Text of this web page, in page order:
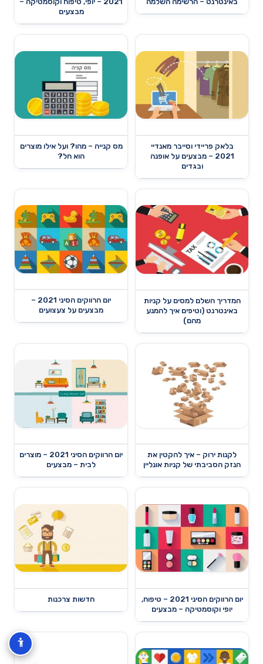
מבצעים
בלאק פריידי וסייבר מאנדיי
2021 – מבצעים על אופנה
ובגדים
מס קנייה – מהו? ועל אילו מוצרים
הוא חל?
המדריך השלם למסים על קניות
באינטרנט (וטיפים איך להמנע
מהם)
יום הרווקים הסיני 2021 –
מבצעים על צעצועים
לקנות ירוק – איך להקטין את
הנזק הסביבתי של קניות אונליין
יום הרווקים הסיני 2021 – מוצרים
לבית – מבצעים
יום הרווקים הסיני 2021 – טיפוח,
יופי וקוסמטיקה – מבצעים
חדשות צרכנות